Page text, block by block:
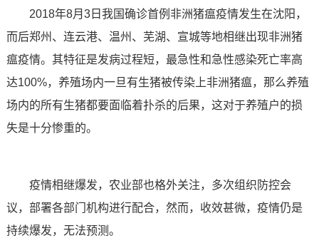
2018年8月3日我国确诊首例非洲猪瘟疫情发生在沈阳，
而后郑州、连云港、温州、芜湖、宣城等地相继出现非洲猪
瘟疫情。其特征是发病过程短，最急性和急性感染死亡率高
达100%，养殖场内一旦有生猪被传染上非洲猪瘟，那么养殖
场内的所有生猪都要面临着扑杀的后果，这对于养殖户的损
失是十分惨重的。
疫情相继爆发，农业部也格外关注，多次组织防控会
议，部署各部门机构进行配合，然而，收效甚微，疫情仍是
持续爆发，无法预测。